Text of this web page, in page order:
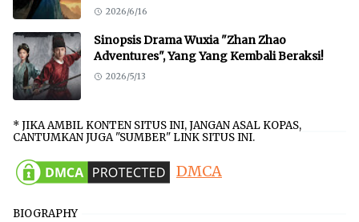
2026/6/16
Sinopsis Drama Wuxia "Zhan Zhao
Adventures", Yang Yang Kembali Beraksi!
2026/5/13
* JIKA AMBIL KONTEN SITUS INI, JANGAN ASAL KOPAS,
CANTUMKAN JUGA "SUMBER" LINK SITUS INI.
DMCA
BIOGRAPHY